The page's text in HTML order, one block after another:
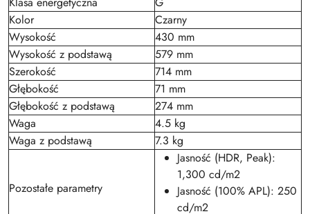
Kolor
Czarny
Wysokość
430 mm
Wysokość z podstawą
579 mm
Szerokość
714 mm
Głębokość
71 mm
Głębokość z podstawą
274 mm
Waga
4.5 kg
Waga z podstawą
7.3 kg
Pozostałe parametry
Jasność (HDR, Peak):
1,300 cd/m2
Jasność (100% APL): 250
cd/m2